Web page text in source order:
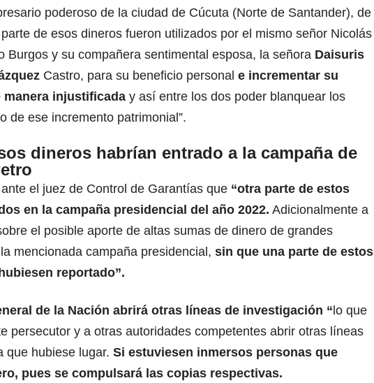
poderoso de la ciudad de Cúcuta (Norte de Santander), de
de esos dineros fueron utilizados por el mismo señor Nicolás
Burgos y su compañera sentimental esposa, la señora Daisuris
Castro, para su beneficio personal e incrementar su
manera injustificada y así entre los dos poder blanquear los
de ese incremento patrimonial”.
dineros habrían entrado a la campaña de
el juez de Control de Garantías que “otra parte de estos
en la campaña presidencial del año 2022. Adicionalmente a
el posible aporte de altas sumas de dinero de grandes
mencionada campaña presidencial, sin que una parte de estos
reportado”.
de la Nación abrirá otras líneas de investigación “ lo que
persecutor y a otras autoridades competentes abrir otras líneas
que hubiese lugar. Si estuviesen inmersos personas que
pues se compulsará las copias respectivas.